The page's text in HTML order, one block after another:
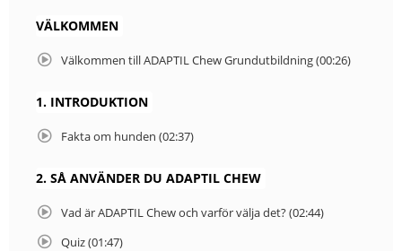
VÄLKOMMEN
Välkommen till ADAPTIL Chew Grundutbildning (00:26)
1. INTRODUKTION
Fakta om hunden (02:37)
2. SÅ ANVÄNDER DU ADAPTIL CHEW
Vad är ADAPTIL Chew och varför välja det? (02:44)
Quiz (01:47)